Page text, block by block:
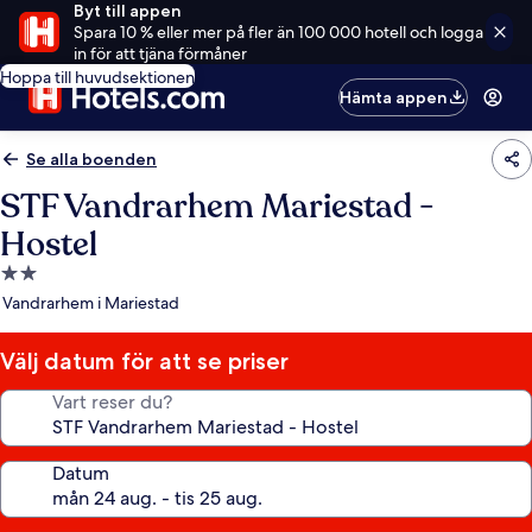
Byt till appen
Spara 10 % eller mer på fler än 100 000 hotell och logga
in för att tjäna förmåner
Hoppa till huvudsektionen
Hämta appen
Se alla boenden
STF Vandrarhem Mariestad -
Hostel
2.0-
stjärnigt
Vandrarhem i Mariestad
Välj datum för att se priser
Vart reser du?
Datum